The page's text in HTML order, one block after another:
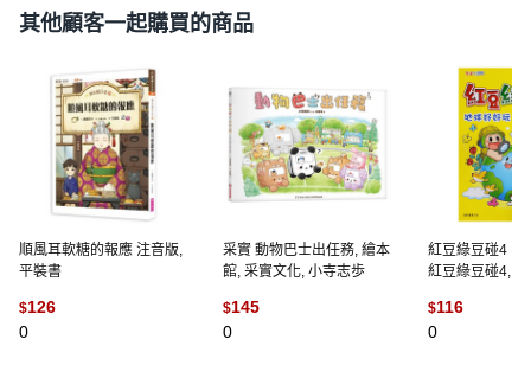
其他顧客一起購買的商品
順風耳軟糖的報應 注音版,
平裝書
$126
0
采實 動物巴士出任務, 繪本
館, 采實文化, 小寺志歩
$145
0
紅豆綠豆碰4：
紅豆綠豆碰4,
$116
0